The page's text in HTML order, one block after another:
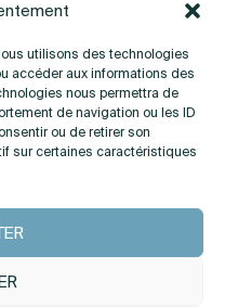
utilisons des technologies
accéder aux informations des
nous permettra de
de navigation ou les ID
ou de retirer son
sur certaines caractéristiques